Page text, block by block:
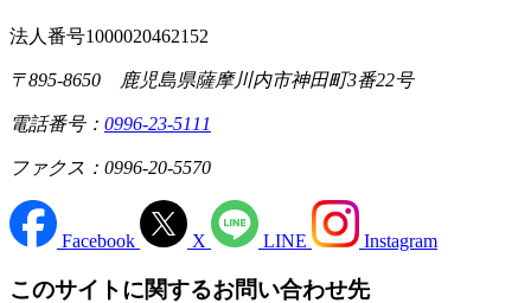
法人番号1000020462152
〒895-8650 鹿児島県薩摩川内市神田町3番22号
電話番号： 0996-23-5111
ファクス：0996-20-5570
Facebook X LINE Instagram
このサイトに関するお問い合わせ先